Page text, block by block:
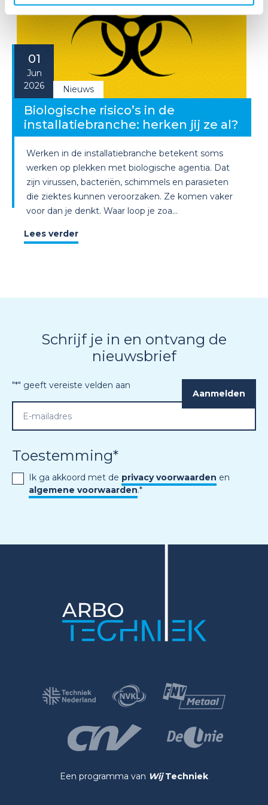
01
Jun
2026
Nieuws
Biologische risico’s in de
installatiebranche: herken jij ze al?
Werken in de installatiebranche betekent soms
werken op plekken met biologische agentia. Dat
zijn virussen, bacteriën, schimmels en parasieten
die ziektes kunnen veroorzaken. Ze komen vaker
voor dan je denkt. Waar loop je zoa...
Lees verder
Schrijf je in en ontvang de
nieuwsbrief
"*" geeft vereiste velden aan
Toestemming*
Ik ga akkoord met de privacy voorwaarden en
algemene voorwaarden.*
Een programma van Wij Techniek